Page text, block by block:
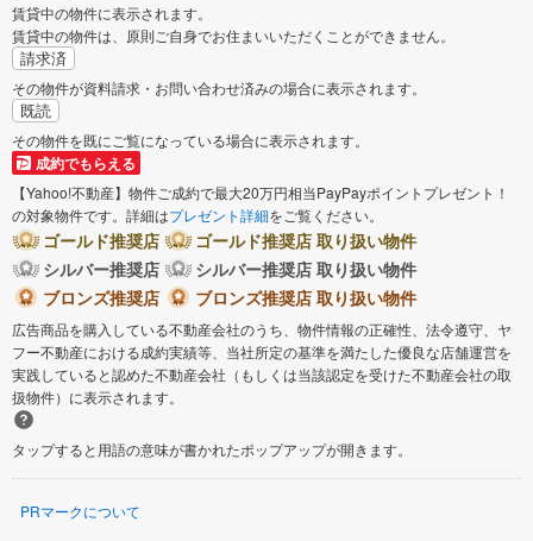
賃貸中の物件に表示されます。
賃貸中の物件は、原則ご自身でお住まいいただくことができません。
請求済
その物件が資料請求・お問い合わせ済みの場合に表示されます。
既読
その物件を既にご覧になっている場合に表示されます。
成約でもらえる
【Yahoo!不動産】物件ご成約で最大20万円相当PayPayポイントプレゼント！
の対象物件です。詳細はプレゼント詳細をご覧ください。
ゴールド推奨店
ゴールド推奨店 取り扱い物件
シルバー推奨店
シルバー推奨店 取り扱い物件
ブロンズ推奨店
ブロンズ推奨店 取り扱い物件
広告商品を購入している不動産会社のうち、物件情報の正確性、法令遵守、ヤ
フー不動産における成約実績等、当社所定の基準を満たした優良な店舗運営を
実践していると認めた不動産会社（もしくは当該認定を受けた不動産会社の取
扱物件）に表示されます。
タップすると用語の意味が書かれたポップアップが開きます。
PRマークについて